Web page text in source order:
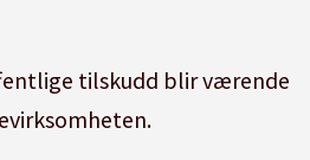
tilskudd blir værende